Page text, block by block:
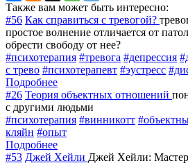
Также вам может быть интересно:
#56 Как справиться с тревогой?
простое волнение отличается от
обрести свободу от нее?
#психотерапия #тревога #депрессия
с трево #психотерапевт #эустресс
Подробнее
#26 Теория объектных отношений
с другими людьми
#психотерапия #винникотт
кляйн #опыт
Подробнее
#53 Джей Хейли Джей Хейли: